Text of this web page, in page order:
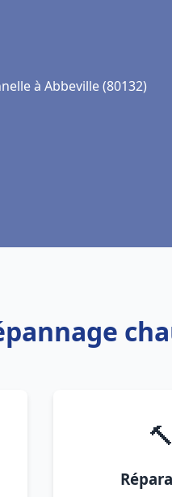
à Abbeville (80132)
🔨